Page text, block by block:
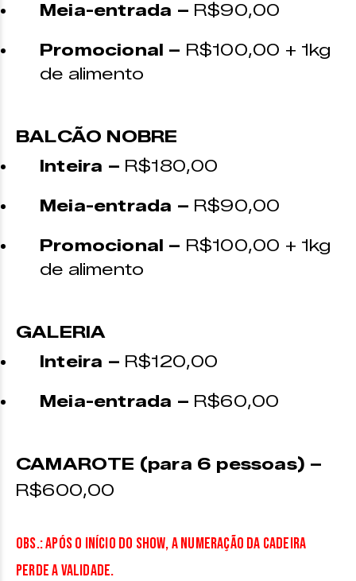
Meia-entrada – R$90,00
Promocional – R$100,00 + 1kg
de alimento
BALCÃO NOBRE
Inteira – R$180,00
Meia-entrada – R$90,00
Promocional – R$100,00 + 1kg
de alimento
GALERIA
Inteira – R$120,00
Meia-entrada – R$60,00
CAMAROTE (para 6 pessoas) –
R$600,00
OBS.: Após o início do show, a numeração da cadeira
perde a validade.